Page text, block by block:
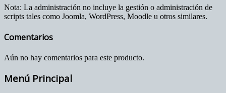
Nota: La administración no incluye la gestión o administración de
scripts tales como Joomla, WordPress, Moodle u otros similares.
Comentarios
Aún no hay comentarios para este producto.
Menú Principal